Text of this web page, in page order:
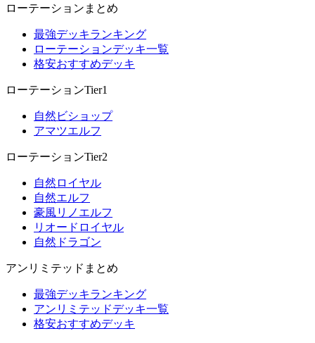
ローテーションまとめ
最強デッキランキング
ローテーションデッキ一覧
格安おすすめデッキ
ローテーションTier1
自然ビショップ
アマツエルフ
ローテーションTier2
自然ロイヤル
自然エルフ
豪風リノエルフ
リオードロイヤル
自然ドラゴン
アンリミテッドまとめ
最強デッキランキング
アンリミテッドデッキ一覧
格安おすすめデッキ